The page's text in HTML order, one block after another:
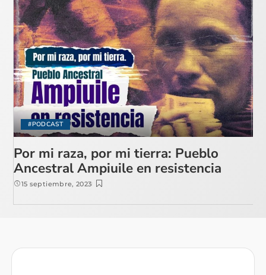
#PODCAST
Por mi raza, por mi tierra: Pueblo
Ancestral Ampiuile en resistencia
15 septiembre, 2023